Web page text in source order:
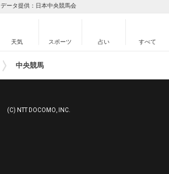
データ提供：日本中央競馬会
天気 スポーツ 占い すべて
中央競馬
(C) NTT DOCOMO, INC.